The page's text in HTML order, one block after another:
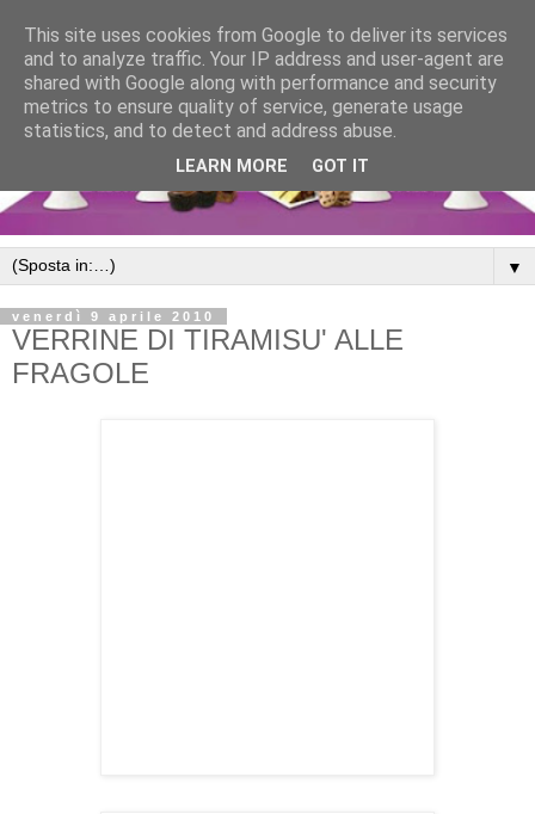
▼
venerdì 9 aprile 2010
VERRINE DI TIRAMISU' ALLE
FRAGOLE
This site uses cookies from Google to deliver its services
and to analyze traffic. Your IP address and user-agent are
shared with Google along with performance and security
metrics to ensure quality of service, generate usage
statistics, and to detect and address abuse.
LEARN MORE GOT IT